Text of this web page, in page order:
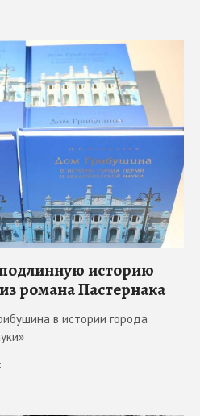
историю
романа Пастернака
в истории города